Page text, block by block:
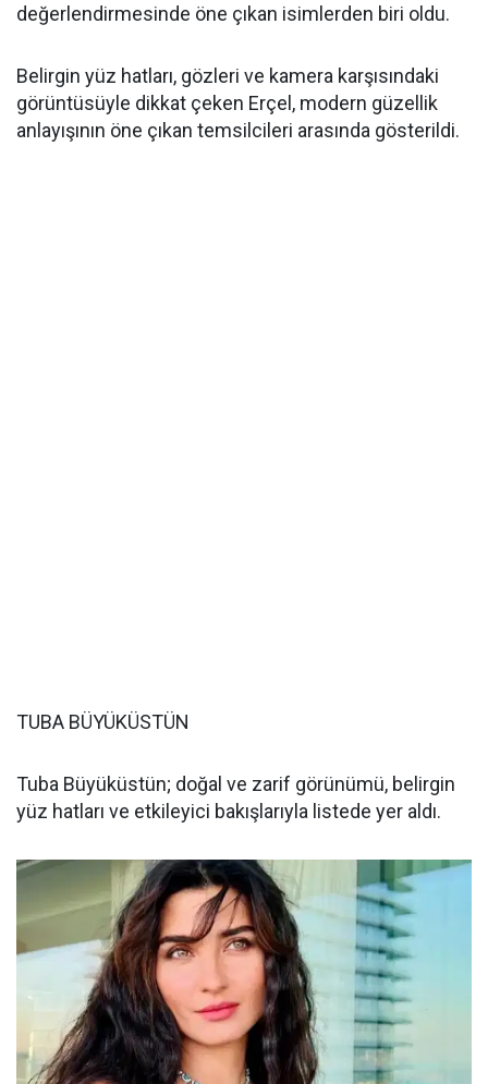
değerlendirmesinde öne çıkan isimlerden biri oldu.
Belirgin yüz hatları, gözleri ve kamera karşısındaki
görüntüsüyle dikkat çeken Erçel, modern güzellik
anlayışının öne çıkan temsilcileri arasında gösterildi.
TUBA BÜYÜKÜSTÜN
Tuba Büyüküstün; doğal ve zarif görünümü, belirgin
yüz hatları ve etkileyici bakışlarıyla listede yer aldı.